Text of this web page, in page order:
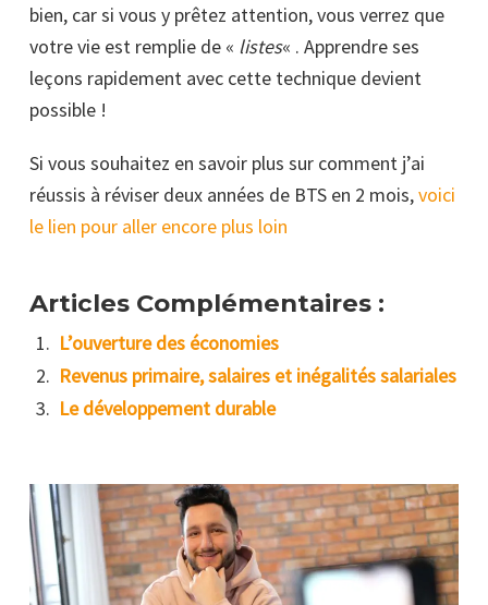
bien, car si vous y prêtez attention, vous verrez que
votre vie est remplie de « listes« . Apprendre ses
leçons rapidement avec cette technique devient
possible !
Si vous souhaitez en savoir plus sur comment j’ai
réussis à réviser deux années de BTS en 2 mois,voici
le lien pour aller encore plus loin
Articles Complémentaires :
L’ouverture des économies
Revenus primaire, salaires et inégalités salariales
Le développement durable